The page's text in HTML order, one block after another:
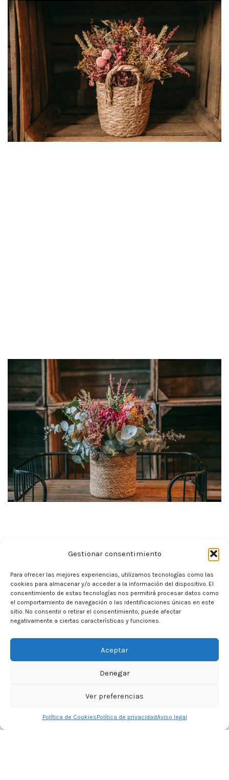
Gestionar consentimiento
Para ofrecer las mejores experiencias, utilizamos tecnologías como las
cookies para almacenar y/o acceder a la información del dispositivo. El
consentimiento de estas tecnologías nos permitirá procesar datos como
el comportamiento de navegación o las identificaciones únicas en este
sitio. No consentir o retirar el consentimiento, puede afectar
negativamente a ciertas características y funciones.
Aceptar
Denegar
Ver preferencias
Política de CookiesPolítica de privacidadAviso legal
Lista de deseos Carrito Mi cuenta